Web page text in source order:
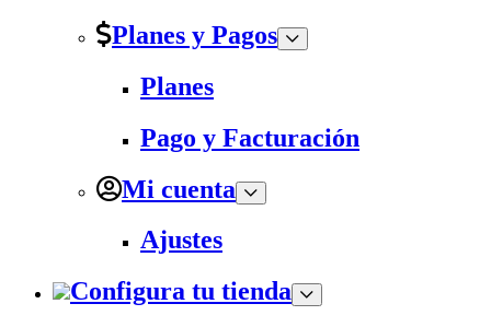
Planes y Pagos
Planes
Pago y Facturación
Mi cuenta
Ajustes
Configura tu tienda